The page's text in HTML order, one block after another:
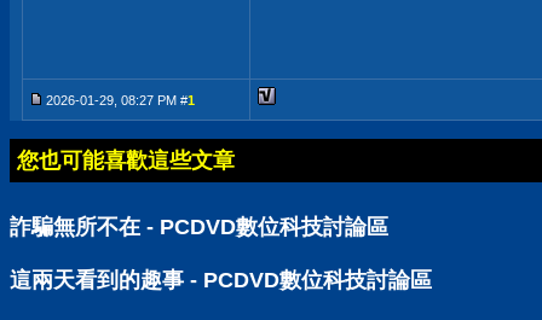
2026-01-29, 08:27 PM #1
您也可能喜歡這些文章
詐騙無所不在 - PCDVD數位科技討論區
這兩天看到的趣事 - PCDVD數位科技討論區